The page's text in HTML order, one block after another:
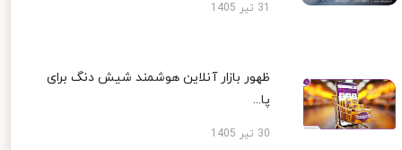
ظهور بازار آنلاین هوشمند شیش دنگ برای
پا...
30 تیر 1405